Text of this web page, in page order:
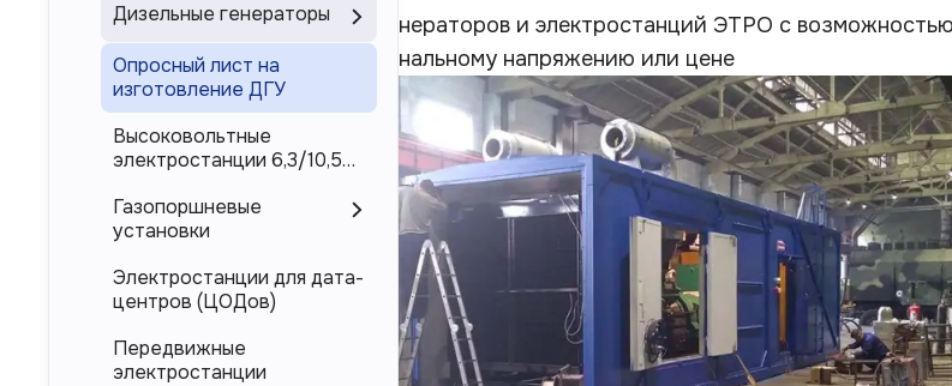
Полный каталог дизельных генераторов и электростанций ЭТРО с
номинальной мощности, номинальному напряжению или цене
Дизельные генераторы
Опросный лист на
изготовление ДГУ
Высоковольтные
электростанции 6,3/10,5
Газопоршневые
установки
Электростанции для дата-
центров (ЦОДов)
Передвижные
электростанции